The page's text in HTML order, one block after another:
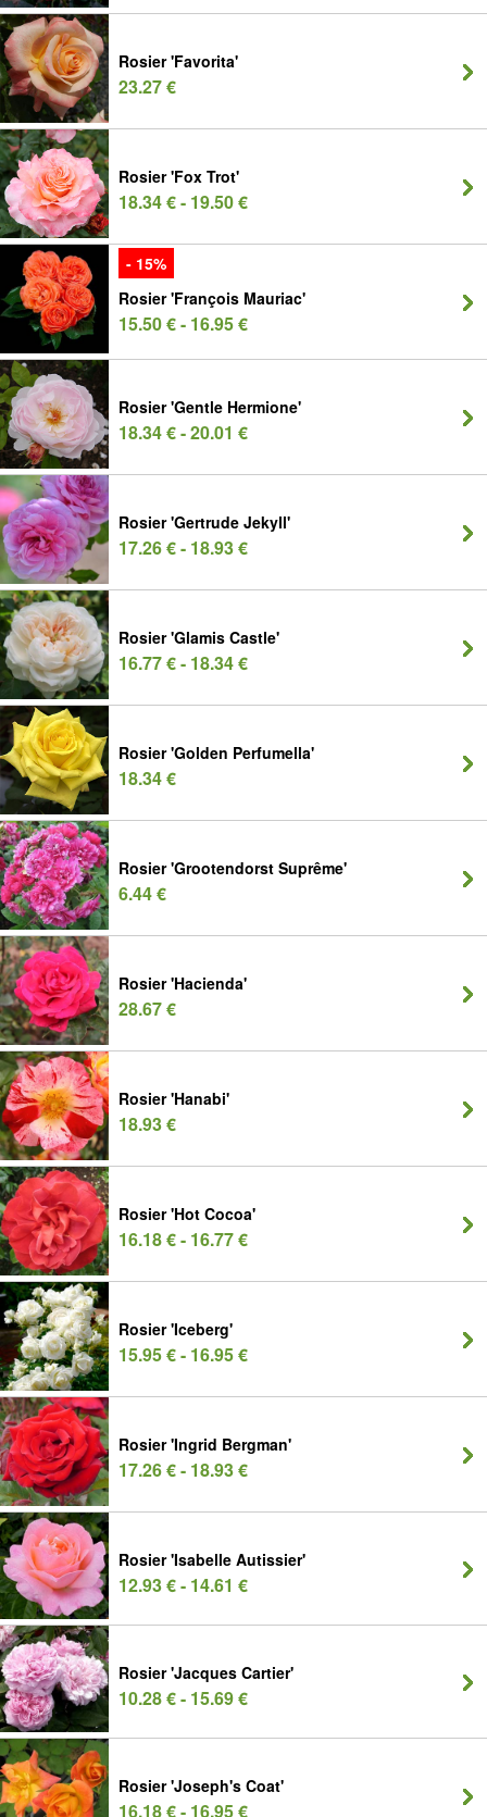
Rosier 'Favorita'
23.27 €
Rosier 'Fox Trot'
18.34 € - 19.50 €
- 15%
Rosier 'François Mauriac'
15.50 € - 16.95 €
Rosier 'Gentle Hermione'
18.34 € - 20.01 €
Rosier 'Gertrude Jekyll'
17.26 € - 18.93 €
Rosier 'Glamis Castle'
16.77 € - 18.34 €
Rosier 'Golden Perfumella'
18.34 €
Rosier 'Grootendorst Suprême'
6.44 €
Rosier 'Hacienda'
28.67 €
Rosier 'Hanabi'
18.93 €
Rosier 'Hot Cocoa'
16.18 € - 16.77 €
Rosier 'Iceberg'
15.95 € - 16.95 €
Rosier 'Ingrid Bergman'
17.26 € - 18.93 €
Rosier 'Isabelle Autissier'
12.93 € - 14.61 €
Rosier 'Jacques Cartier'
10.28 € - 15.69 €
Rosier 'Joseph's Coat'
16.18 € - 16.95 €